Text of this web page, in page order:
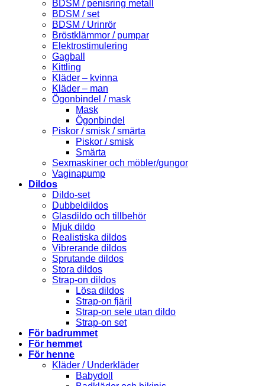
BDSM / penisring metall
BDSM / set
BDSM / Urinrör
Bröstklämmor / pumpar
Elektrostimulering
Gagball
Kittling
Kläder – kvinna
Kläder – man
Ögonbindel / mask
Mask
Ögonbindel
Piskor / smisk / smärta
Piskor / smisk
Smärta
Sexmaskiner och möbler/gungor
Vaginapump
Dildos
Dildo-set
Dubbeldildos
Glasdildo och tillbehör
Mjuk dildo
Realistiska dildos
Vibrerande dildos
Sprutande dildos
Stora dildos
Strap-on dildos
Lösa dildos
Strap-on fjäril
Strap-on sele utan dildo
Strap-on set
För badrummet
För hemmet
För henne
Kläder / Underkläder
Babydoll